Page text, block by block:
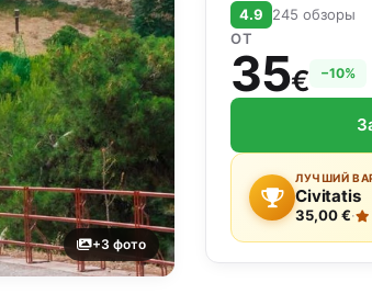
+3 фото
4.9
245 обзоры
ОТ
35€ −10%
ЛУЧШИЙ
Civitatis
35,00 €·